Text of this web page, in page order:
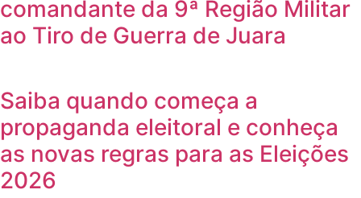
comandante da 9ª Região Militar
ao Tiro de Guerra de Juara
Saiba quando começa a
propaganda eleitoral e conheça
as novas regras para as Eleições
2026